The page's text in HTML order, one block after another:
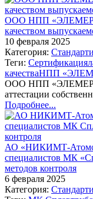
ООО НПП «ЭЛЕМЕР»
качеством
10 февраля 2025
Категория:
Теги: Сертификация
качестваНПП
ООО НПП «ЭЛЕМЕР»
аттестации
Подробнее...
АО «НИКИМТ-
специалистов МК
методов контроля
6 февраля 2025
Категория: